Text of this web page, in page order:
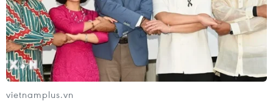
06/08/2026 23:57
Xung đột Israel-Hamas: Ít nhất 300
trẻ em thiệt mạng trong 300 ngày
vietnamplus.vn